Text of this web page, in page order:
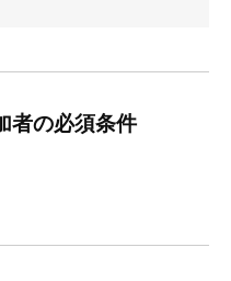
者の必須条件